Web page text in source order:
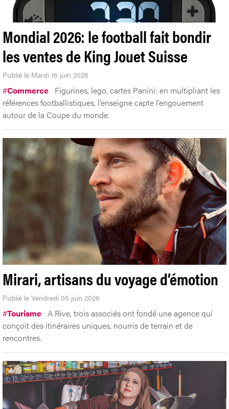
Mondial 2026: le football fait bondir
les ventes de King Jouet Suisse
Publié le Mardi 16 juin 2026
#Commerce Figurines, lego, cartes Panini: en multipliant les
références footballistiques, l’enseigne capte l’engouement
autour de la Coupe du monde.
Mirari, artisans du voyage d’émotion
Publié le Vendredi 05 juin 2026
#Tourisme A Rive, trois associés ont fondé une agence qui
conçoit des itinéraires uniques, nourris de terrain et de
rencontres.